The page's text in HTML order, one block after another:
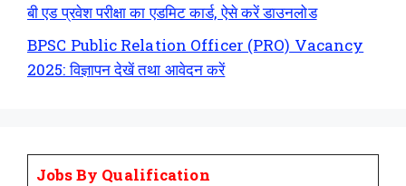
बी एड प्रवेश परीक्षा का एडमिट कार्ड, ऐसे करें डाउनलोड
BPSC Public Relation Officer (PRO) Vacancy
2025: विज्ञापन देखें तथा आवेदन करें
Jobs By Qualification